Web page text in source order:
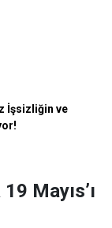
İşsizliğin ve
Mayıs’ı